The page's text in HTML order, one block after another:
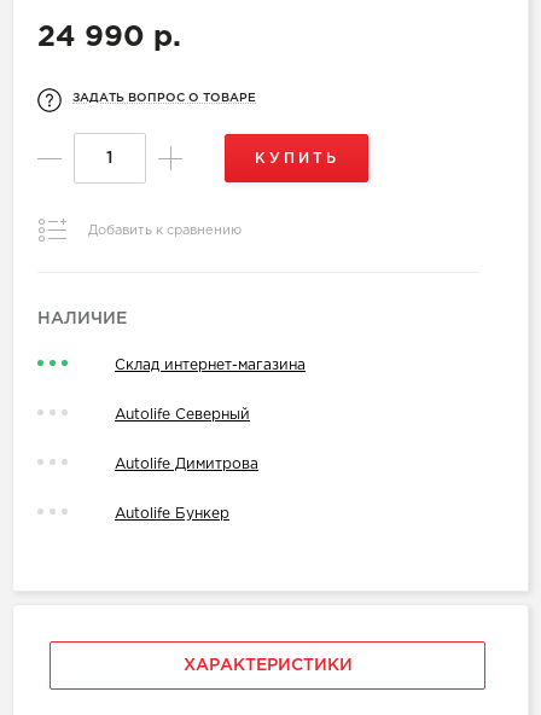
24 990 р.
ЗАДАТЬ ВОПРОС О ТОВАРЕ
КУПИТЬ
Добавить к сравнению
НАЛИЧИЕ
Склад интернет-магазина
Autolife Северный
Autolife Димитрова
Autolife Бункер
ХАРАКТЕРИСТИКИ